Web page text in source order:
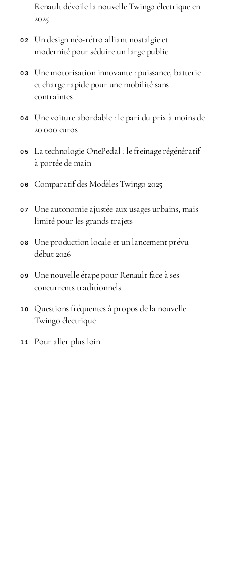
Renault dévoile la nouvelle Twingo électrique en
2025
02
Un design néo-rétro alliant nostalgie et
modernité pour séduire un large public
03
Une motorisation innovante : puissance, batterie
et charge rapide pour une mobilité sans
contraintes
04
Une voiture abordable : le pari du prix à moins de
20 000 euros
05
La technologie OnePedal : le freinage régénératif
à portée de main
06 Comparatif des Modèles Twingo 2025
07
Une autonomie ajustée aux usages urbains, mais
limité pour les grands trajets
08
Une production locale et un lancement prévu
début 2026
09
Une nouvelle étape pour Renault face à ses
concurrents traditionnels
10
Questions fréquentes à propos de la nouvelle
Twingo électrique
11 Pour aller plus loin